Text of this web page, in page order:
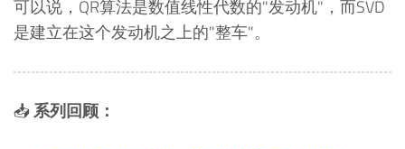
可以说，QR算法是数值线性代数的"发动机"，而SVD
是建立在这个发动机之上的"整车"。
📥系列回顾：